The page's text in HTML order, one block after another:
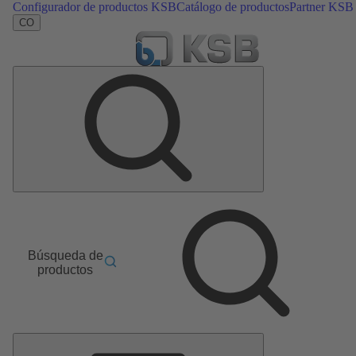
Configurador de productos KSBCatálogo de productosPartner KSB
CO
Búsqueda de
productos